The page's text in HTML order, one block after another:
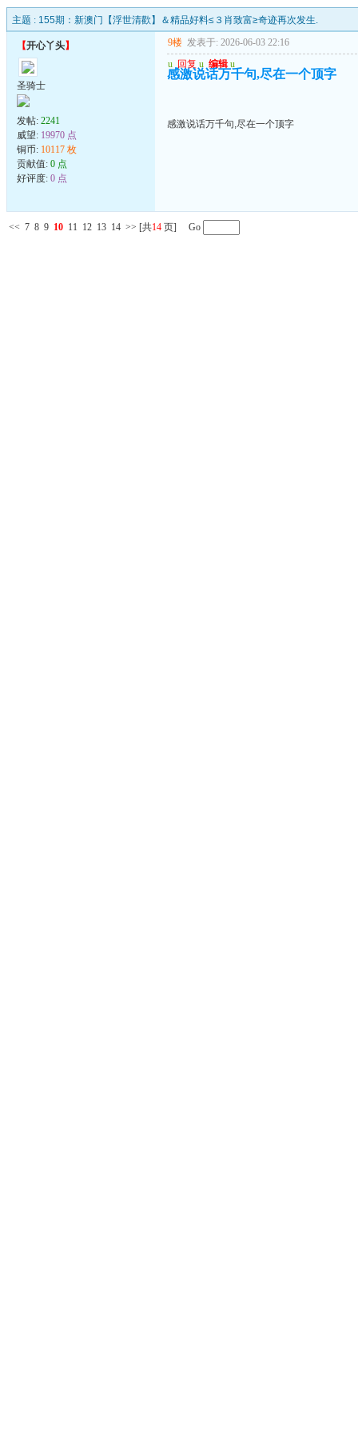
主题 : 155期：新澳门【浮世清歡】＆精品好料≤３肖致富≥奇迹再次发生.
【开心丫头】
圣骑士
发帖: 2241
威望: 19970 点
铜币: 10117 枚
贡献值: 0 点
好评度: 0 点
9楼 发表于: 2026-06-03 22:16
u 回复 u 编辑 u
感激说话万千句,尽在一个顶字
感激说话万千句,尽在一个顶字
<< 7 8 9 10 11 12 13 14 >> [共14 页] Go